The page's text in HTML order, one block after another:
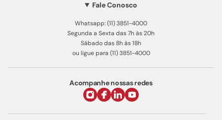
Fale Conosco
Whatsapp: (11) 3851-4000
Segunda a Sexta das 7h às 20h
Sábado das 8h às 18h
ou ligue para (11) 3851-4000
Acompanhe nossas redes